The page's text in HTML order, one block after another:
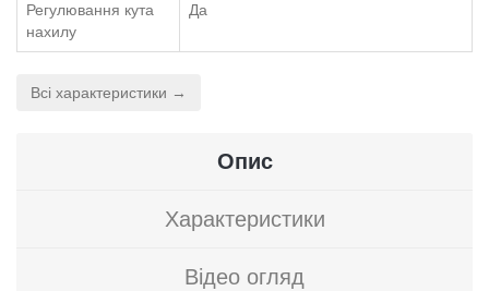
Регулювання кута
нахилу
Да
Всі характеристики →
Опис
Характеристики
Відео огляд